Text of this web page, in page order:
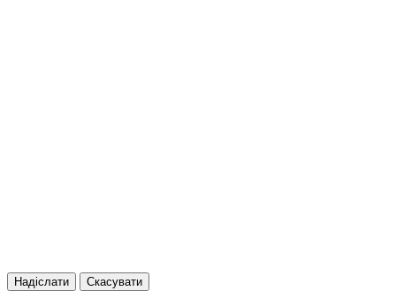
Надіслати Скасувати